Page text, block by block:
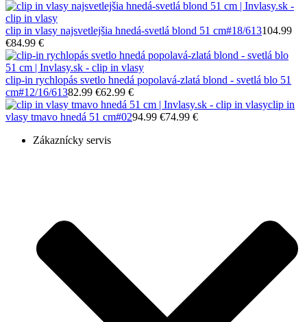
clip in vlasy najsvetlejšia hnedá-svetlá blond 51 cm#18/613104.99
€84.99 €
clip-in rychlopás svetlo hnedá popolavá-zlatá blond - svetlá blo 51
cm#12/16/61382.99 €62.99 €
clip in
vlasy tmavo hnedá 51 cm#0294.99 €74.99 €
Zákaznícky servis